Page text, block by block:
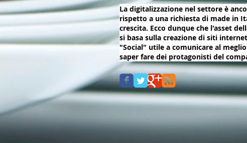
La digitalizzazione nel settore è
rispetto a una richiesta di made in
crescita. Ecco dunque che l'asset
si basa sulla creazione di siti
"Social" utile a comunicare al
saper fare dei protagonisti del